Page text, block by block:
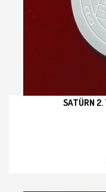
SATÜRN 2.